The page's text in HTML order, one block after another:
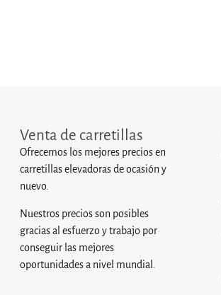
Venta de carretillas
Ofrecemos los mejores precios en
carretillas elevadoras de ocasión y
nuevo.
Nuestros precios son posibles
gracias al esfuerzo y trabajo por
conseguir las mejores
oportunidades a nivel mundial.